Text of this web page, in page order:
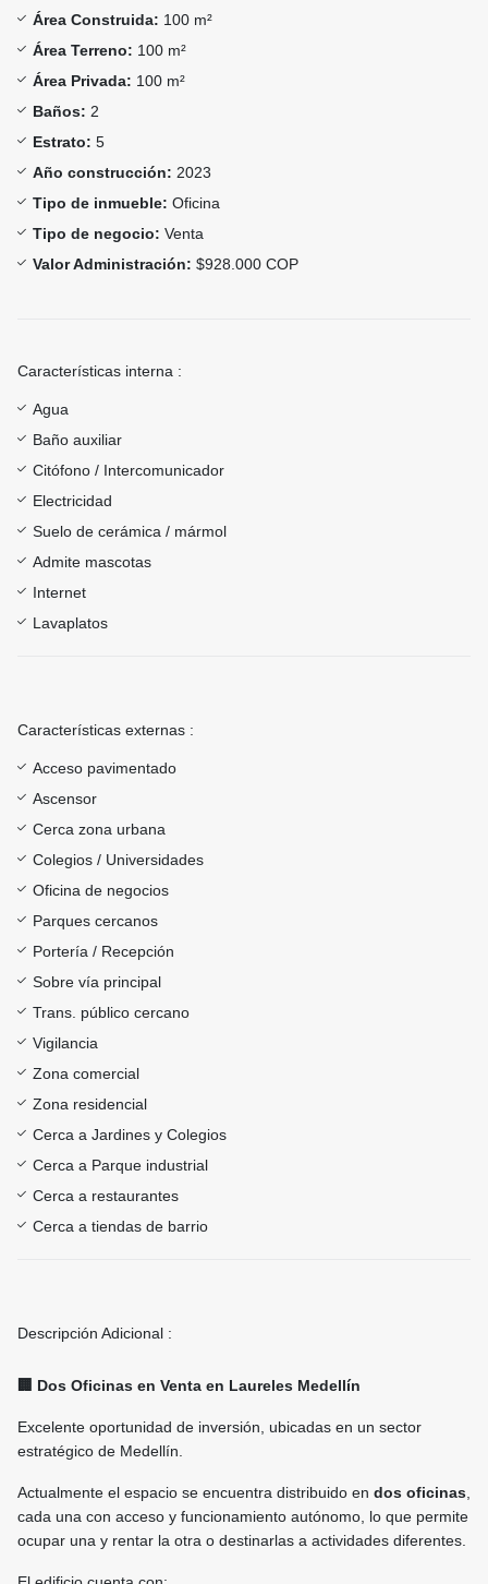
Área Construida: 100 m²
Área Terreno: 100 m²
Área Privada: 100 m²
Baños: 2
Estrato: 5
Año construcción: 2023
Tipo de inmueble: Oficina
Tipo de negocio: Venta
Valor Administración: $928.000 COP
Características interna :
Agua
Baño auxiliar
Citófono / Intercomunicador
Electricidad
Suelo de cerámica / mármol
Admite mascotas
Internet
Lavaplatos
Características externas :
Acceso pavimentado
Ascensor
Cerca zona urbana
Colegios / Universidades
Oficina de negocios
Parques cercanos
Portería / Recepción
Sobre vía principal
Trans. público cercano
Vigilancia
Zona comercial
Zona residencial
Cerca a Jardines y Colegios
Cerca a Parque industrial
Cerca a restaurantes
Cerca a tiendas de barrio
Descripción Adicional :
🏢 Dos Oficinas en Venta en Laureles Medellín
Excelente oportunidad de inversión, ubicadas en un sector
estratégico de Medellín.
Actualmente el espacio se encuentra distribuido en dos oficinas
cada una con acceso y funcionamiento autónomo, lo que permite
ocupar una y rentar la otra o destinarlas a actividades diferentes.